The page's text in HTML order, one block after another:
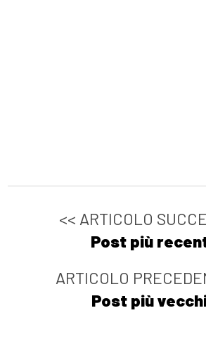
<< ARTICOLO
Post più
ARTICOLO
Post più